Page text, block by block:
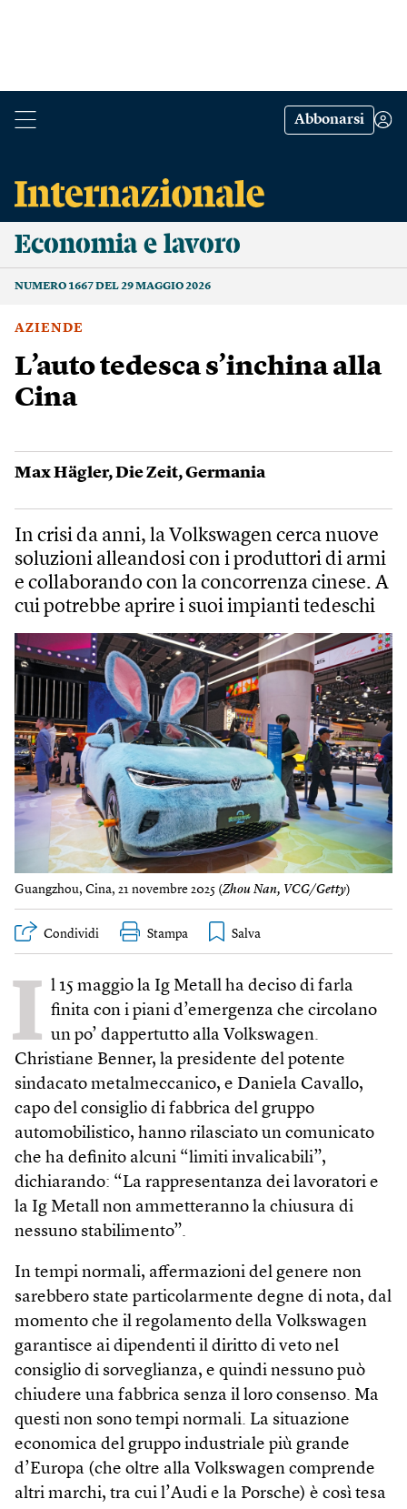
Abbonarsi
Economia e lavoro
NUMERO 1667 DEL 29 MAGGIO 2026
AZIENDE
L’auto tedesca s’inchina alla
Cina
Max Hägler,Die Zeit,Germania
In crisi da anni, la Volkswagen cerca nuove
soluzioni alleandosi con i produttori di armi
e collaborando con la concorrenza cinese. A
cui potrebbe aprire i suoi impianti tedeschi
Guangzhou, Cina, 21 novembre 2025 (Zhou Nan, VCG/Getty)
Condividi Stampa
I l 15 maggio la Ig Metall ha deciso di farla
finita con i piani d’emergenza che circolano
un po’ dappertutto alla Volkswagen.
Christiane Benner, la presidente del potente
sindacato metalmeccanico, e Daniela Cavallo,
capo del consiglio di fabbrica del gruppo
automobilistico, hanno rilasciato un comunicato
che ha definito alcuni “limiti invalicabili”,
dichiarando: “La rappresentanza dei lavoratori e
la Ig Metall non ammetteranno la chiusura di
nessuno stabilimento”.
In tempi normali, affermazioni del genere non
sarebbero state particolarmente degne di nota, dal
momento che il regolamento della Volkswagen
garantisce ai dipendenti il diritto di veto nel
consiglio di sorveglianza, e quindi nessuno può
chiudere una fabbrica senza il loro consenso. Ma
questi non sono tempi normali. La situazione
economica del gruppo industriale più grande
d’Europa (che oltre alla Volkswagen comprende
altri marchi, tra cui l’Audi e la Porsche) è così tesa